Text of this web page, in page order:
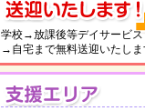
学校→放課後等デイサービス
→自宅まで無料送迎いたしま